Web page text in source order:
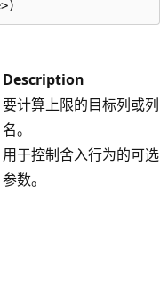
Description
要计算上限的目标列或列
名。
用于控制舍入行为的可选
参数。